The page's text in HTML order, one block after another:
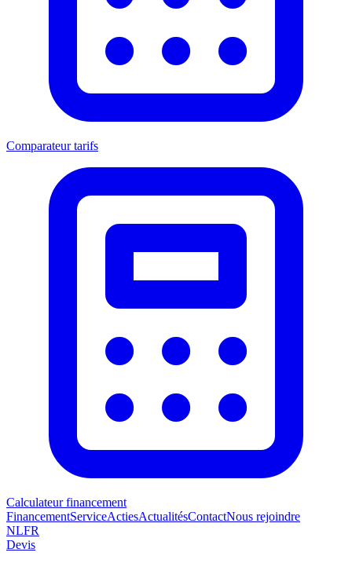
Comparateur tarifs
Calculateur financement
FinancementServiceActiesActualitésContactNous rejoindre
NLFR
Devis